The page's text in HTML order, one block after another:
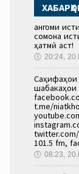
Ҳангоми
сомона
ҳатмӣ аст!
🕔 20:24,
Саҳифаҳои
шабакаҳои
t.me/
101.5 fm,
🕔 08:23,